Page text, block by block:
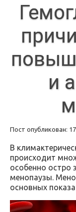
и
Пост опубликован:
В
происходит
особенно остро
менопаузы.
основных